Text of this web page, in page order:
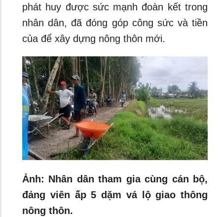
phát huy được sức mạnh đoàn kết trong
nhân dân, đã đóng góp công sức và tiền
của để xây dựng nông thôn mới.
Ảnh: Nhân dân tham gia cùng cán bộ,
đảng viên ấp 5 dặm vá lộ giao thông
nông thôn.